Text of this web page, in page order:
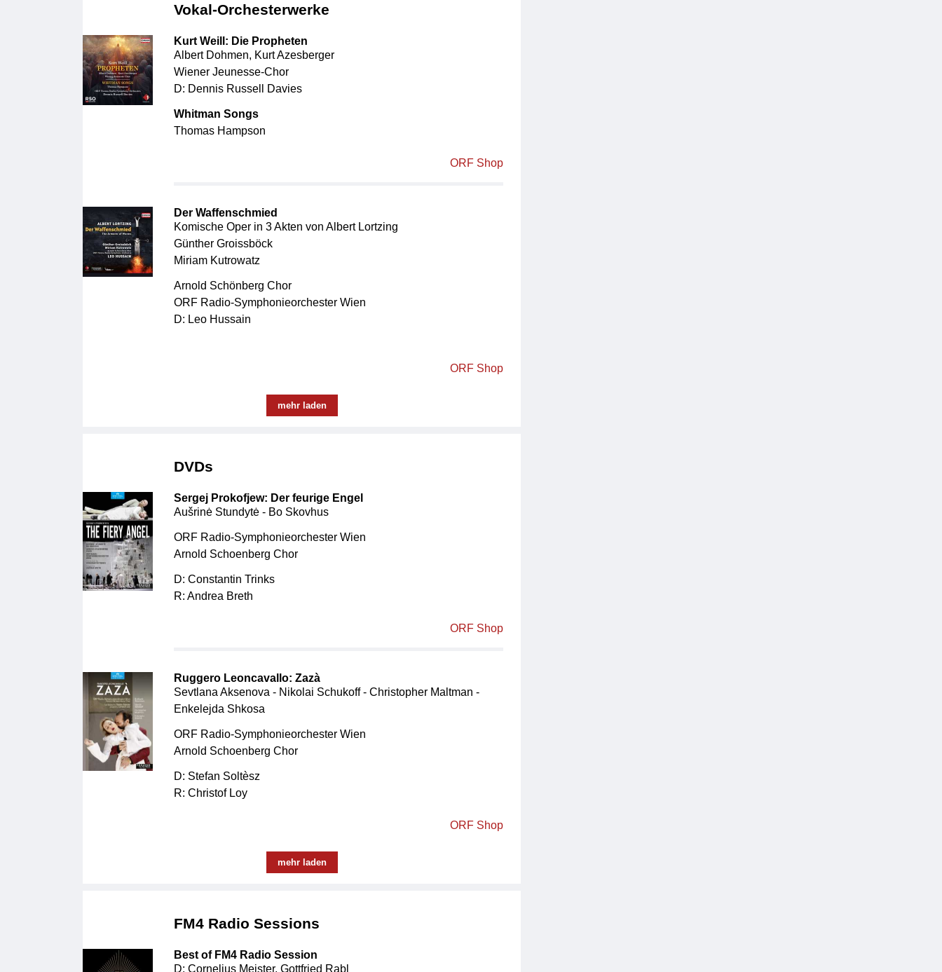
Vokal-Orchesterwerke
Kurt Weill: Die Propheten
Albert Dohmen, Kurt Azesberger
Wiener Jeunesse-Chor
D: Dennis Russell Davies
Whitman Songs
Thomas Hampson
ORF Shop
Der Waffenschmied
Komische Oper in 3 Akten von Albert Lortzing
Günther Groissböck
Miriam Kutrowatz
Arnold Schönberg Chor
ORF Radio-Symphonieorchester Wien
D: Leo Hussain
ORF Shop
mehr laden
DVDs
Sergej Prokofjew: Der feurige Engel
Aušrinė Stundytė - Bo Skovhus
ORF Radio-Symphonieorchester Wien
Arnold Schoenberg Chor
D: Constantin Trinks
R: Andrea Breth
ORF Shop
Ruggero Leoncavallo: Zazà
Sevtlana Aksenova - Nikolai Schukoff - Christopher Maltman -
Enkelejda Shkosa
ORF Radio-Symphonieorchester Wien
Arnold Schoenberg Chor
D: Stefan Soltèsz
R: Christof Loy
ORF Shop
mehr laden
FM4 Radio Sessions
Best of FM4 Radio Session
D: Cornelius Meister, Gottfried Rabl